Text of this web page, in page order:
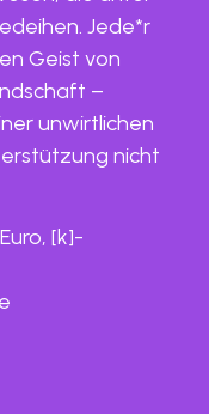
Jede*r
Geist von
–
unwirtlichen
nicht
[k]-